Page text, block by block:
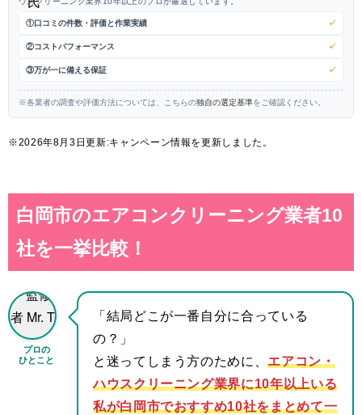
①口コミの件数・評価と作業実績 ✓
②コストパフォーマンス ✓
③万が一に備える保証 ✓
※各業者の調査や評価方法については、こちらの独自の選定基準をご確認ください。
※2026年8月3日更新:キャンペーン情報を更新しました。
白岡市のエアコンクリーニング業者10
社を一挙比較！
プロの
ひとこと
「結局どこが一番自分に合っている
の？」
と迷ってしまう方のために、エアコン・
ハウスクリーニング業界に10年以上いる
私が白岡市でおすすめ10社をまとめて一